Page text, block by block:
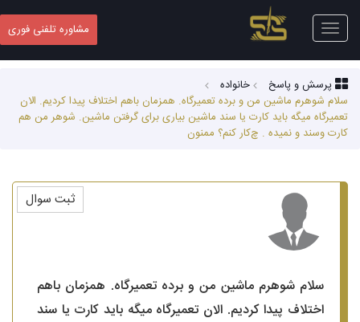
Toggle
navigation
مشاوره تلفنی فوری
پرسش و پاسخ
خانواده
سلام شوهرم ماشین من و برده تعمیرگاه. همزمان باهم اختلاف پیدا کردیم. الان
تعمیرگاه میگه باید کارت یا سند ماشین بیاری برای گرفتن ماشین. شوهر من هم
کارت و‌سند و نمیده‌ . چ‌کار کنم؟ ممنون
سلام شوهرم ماشین من و برده تعمیرگاه. همزمان باهم
اختلاف پیدا کردیم. الان تعمیرگاه میگه باید کارت یا سند
ثبت سوال